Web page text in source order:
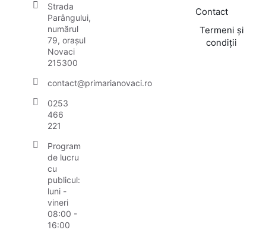
Strada
Parângului,
numărul
79, orașul
Novaci
215300
contact@primarianovaci.ro
0253
466
221
Program
de lucru
cu
publicul:
luni -
vineri
08:00 -
16:00
Contact
Termeni și
condiții